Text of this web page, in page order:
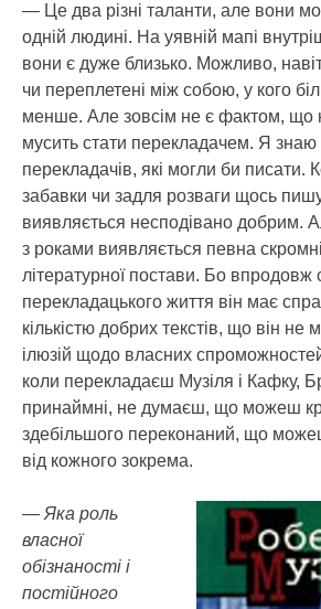
— Це два різні таланти, але вони
одній людині. На уявній мапі
вони є дуже близько. Можливо,
чи переплетені між собою, у кого
менше. Але зовсім не є фактом, що
мусить стати перекладачем. Я знаю
перекладачів, які могли би писати.
забавки чи задля розваги щось
виявляється несподівано добрим.
з роками виявляється певна
літературної постави. Бо впродовж
перекладацького життя він має
кількістю добрих текстів, що він не
ілюзій щодо власних
коли перекладаєш Музіля і Кафку,
принаймні, не думаєш, що можеш
здебільшого переконаний, що
від кожного зокрема.
— Яка роль
власної
обізнаності і
постійного